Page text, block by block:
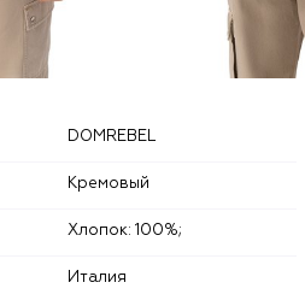
DOMREBEL
Кремовый
Хлопок: 100%;
Италия